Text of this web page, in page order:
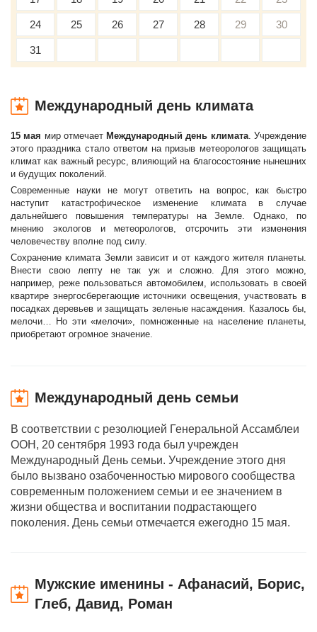
24 25 26 27 28 29 30
31
Международный день климата
15 мая мир отмечает Международный день климата. Учреждение
этого праздника стало ответом на призыв метеорологов защищать
климат как важный ресурс, влияющий на благосостояние нынешних
и будущих поколений.
Современные науки не могут ответить на вопрос, как быстро
наступит катастрофическое изменение климата в случае
дальнейшего повышения температуры на Земле. Однако, по
мнению экологов и метеорологов, отсрочить эти изменения
человечеству вполне под силу.
Сохранение климата Земли зависит и от каждого жителя планеты.
Внести свою лепту не так уж и сложно. Для этого можно,
например, реже пользоваться автомобилем, использовать в своей
квартире энергосберегающие источники освещения, участвовать в
посадках деревьев и защищать зеленые насаждения. Казалось бы,
мелочи… Но эти «мелочи», помноженные на население планеты,
приобретают огромное значение.
Международный день семьи
В соответствии с резолюцией Генеральной Ассамблеи
ООН, 20 сентября 1993 года был учрежден
Международный День семьи. Учреждение этого дня
было вызвано озабоченностью мирового сообщества
современным положением семьи и ее значением в
жизни общества и воспитании подрастающего
поколения. День семьи отмечается ежегодно 15 мая.
Мужские именины - Афанасий, Борис,
Глеб, Давид, Роман